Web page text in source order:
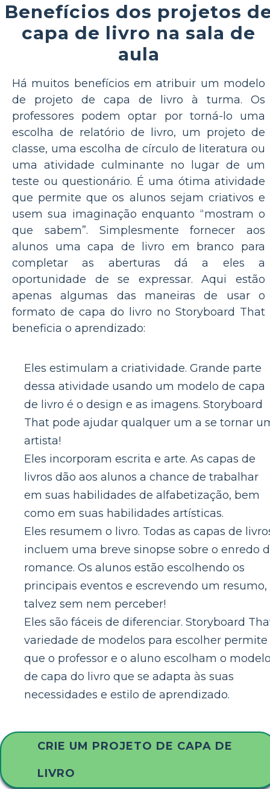
Benefícios dos projetos
capa de livro na sala de
aula
Há muitos benefícios em atribuir um modelo
de projeto de capa de livro à turma. Os
professores podem optar por torná-lo uma
escolha de relatório de livro, um projeto de
classe, uma escolha de círculo de literatura ou
uma atividade culminante no lugar de um
teste ou questionário. É uma ótima atividade
que permite que os alunos sejam criativos e
usem sua imaginação enquanto “mostram o
que sabem”. Simplesmente fornecer aos
alunos uma capa de livro em branco para
completar as aberturas dá a eles a
oportunidade de se expressar. Aqui estão
apenas algumas das maneiras de usar o
formato de capa do livro no Storyboard That
beneficia o aprendizado:
Eles estimulam a criatividade. Grande parte
dessa atividade usando um modelo de capa
de livro é o design e as imagens. Storyboard
That pode ajudar qualquer um a se tornar
artista!
Eles incorporam escrita e arte. As capas de
livros dão aos alunos a chance de trabalhar
em suas habilidades de alfabetização, bem
como em suas habilidades artísticas.
Eles resumem o livro. Todas as capas de
incluem uma breve sinopse sobre o enredo
romance. Os alunos estão escolhendo os
principais eventos e escrevendo um resumo,
talvez sem nem perceber!
Eles são fáceis de diferenciar. Storyboard
variedade de modelos para escolher permite
que o professor e o aluno escolham o
de capa do livro que se adapta às suas
necessidades e estilo de aprendizado.
CRIE UM PROJETO DE CAPA DE
LIVRO